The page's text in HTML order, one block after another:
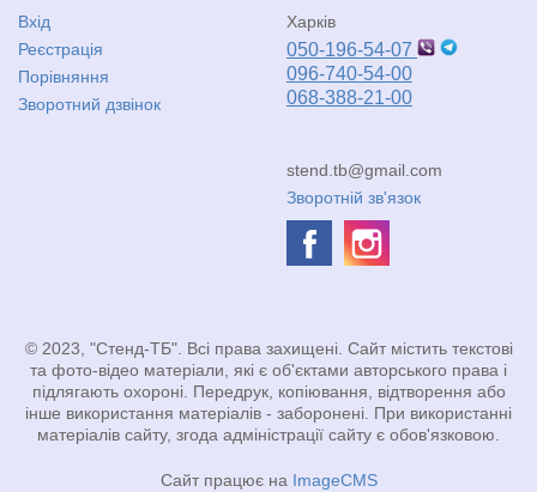
Вхід
Реєстрація
Порівняння
Зворотний дзвінок
Харків
050-196-54-07
096-740-54-00
068-388-21-00
stend.tb@gmail.com
Зворотній зв'язок
© 2023, "Стенд-ТБ". Всі права захищені. Сайт містить текстові
та фото-відео матеріали, які є об'єктами авторського права і
підлягають охороні. Передрук, копіювання, відтворення або
інше використання матеріалів - заборонені. При використанні
матеріалів сайту, згода адміністрації сайту є обов'язковою.
Сайт працює на ImageCMS